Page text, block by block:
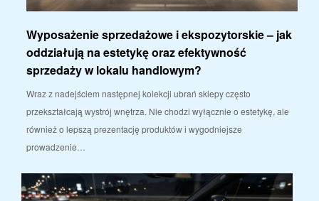
Wyposażenie sprzedażowe i ekspozytorskie – jak
oddziałują na estetykę oraz efektywność
sprzedaży w lokalu handlowym?
Wraz z nadejściem następnej kolekcji ubrań sklepy często
przekształcają wystrój wnętrza. Nie chodzi wyłącznie o estetykę, ale
również o lepszą prezentację produktów i wygodniejsze
prowadzenie…